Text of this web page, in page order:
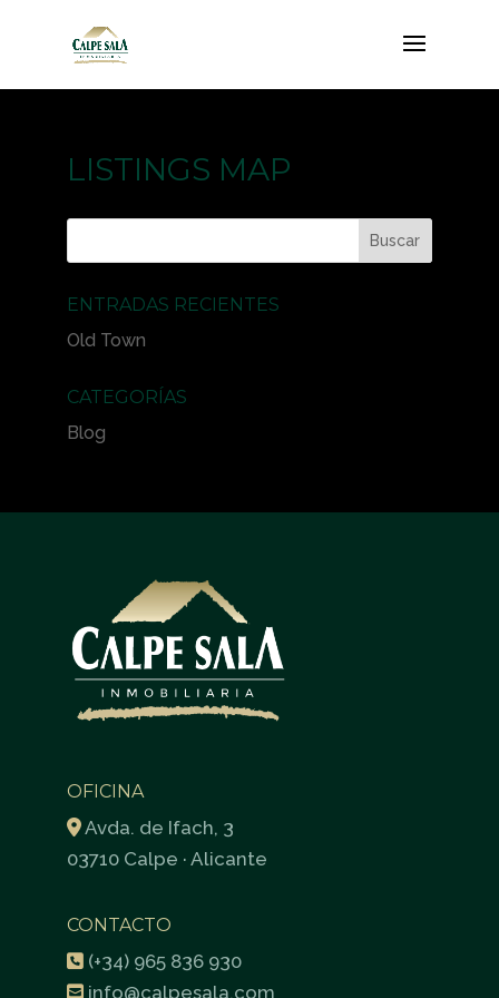
LISTINGS MAP
ENTRADAS RECIENTES
Old Town
CATEGORÍAS
Blog
OFICINA
Avda. de Ifach, 3
03710 Calpe · Alicante
CONTACTO
(+34) 965 836 930
info@calpesala.com